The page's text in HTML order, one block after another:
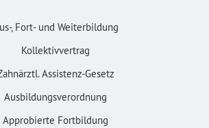
, Fort- und Weiterbildung
Kollektivvertrag
Assistenz-Gesetz
Ausbildungsverordnung
Approbierte Fortbildung